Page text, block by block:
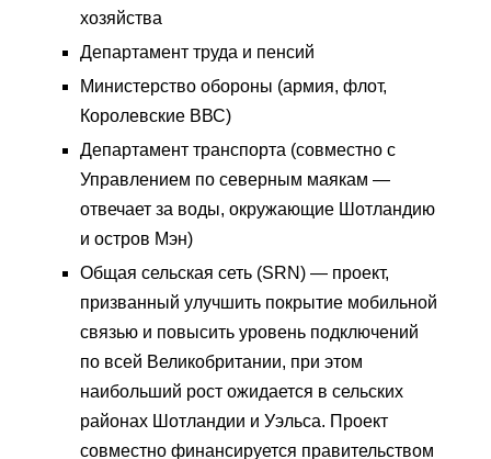
хозяйства
Департамент труда и пенсий
Министерство обороны (армия, флот,
Королевские ВВС)
Департамент транспорта (совместно с
Управлением по северным маякам —
отвечает за воды, окружающие Шотландию
и остров Мэн)
Общая сельская сеть (SRN) — проект,
призванный улучшить покрытие мобильной
связью и повысить уровень подключений
по всей Великобритании, при этом
наибольший рост ожидается в сельских
районах Шотландии и Уэльса. Проект
совместно финансируется правительством